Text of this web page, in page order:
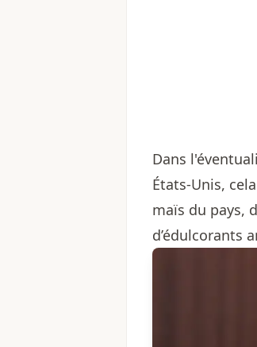
Dans
États-Unis,
maïs du pays,
d’édulcorants